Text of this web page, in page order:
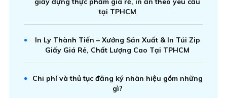
tại TPHCM
In Ly Thành Tiến – Xưởng Sản Xuất & In Túi Zip
Giấy Giá Rẻ, Chất Lượng Cao Tại TPHCM
Chi phí và thủ tục đăng ký nhãn hiệu gồm những
gì?